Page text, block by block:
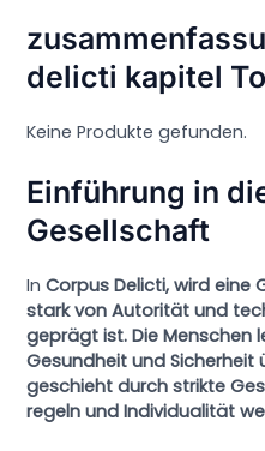
delicti kapitel
Keine Produkte gefunden.
Einführung in
Gesellschaft
InCorpus Delicti, wird eine
stark von Autorität und
geprägt ist. Die Menschen
Gesundheit und Sicherheit
geschieht durch strikte
regeln und Individualität